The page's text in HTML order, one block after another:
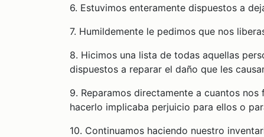
6. Estuvimos enteramente dispuestos a
7. Humildemente le pedimos que nos
8. Hicimos una lista de todas aquellas
dispuestos a reparar el daño que les
9. Reparamos directamente a cuantos
hacerlo implicaba perjuicio para ellos o
10. Continuamos haciendo nuestro